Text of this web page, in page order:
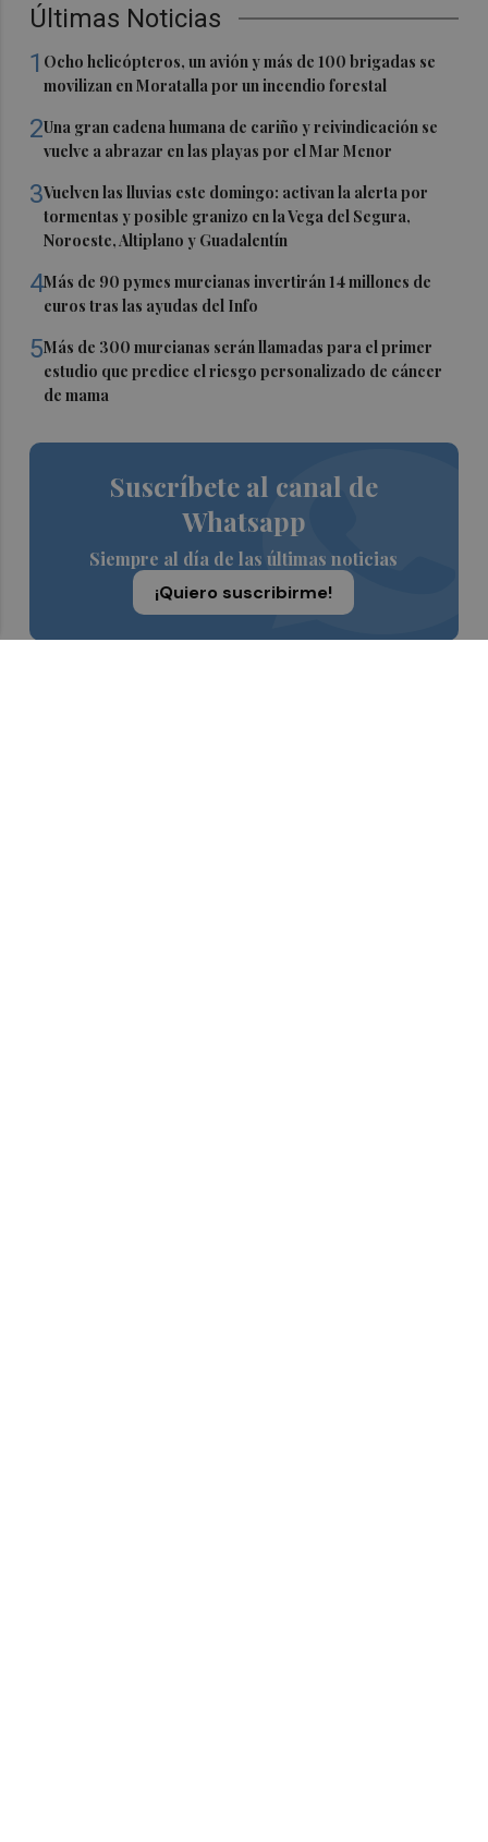
Últimas Noticias
1 Ocho helicópteros, un avión y más de 100 brigadas se
movilizan en Moratalla por un incendio forestal
2Una gran cadena humana de cariño y reivindicación se
vuelve a abrazar en las playas por el Mar Menor
3Vuelven las lluvias este domingo: activan la alerta por
tormentas y posible granizo en la Vega del Segura,
Noroeste, Altiplano y Guadalentín
4Más de 90 pymes murcianas invertirán 14 millones de
euros tras las ayudas del Info
5Más de 300 murcianas serán llamadas para el primer
estudio que predice el riesgo personalizado de cáncer
de mama
Suscríbete al canal de
Whatsapp
Siempre al día de las últimas noticias
¡Quiero suscribirme!